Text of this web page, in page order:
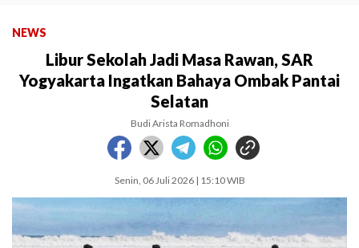
NEWS
Libur Sekolah Jadi Masa Rawan, SAR
Yogyakarta Ingatkan Bahaya Ombak Pantai
Selatan
Budi Arista Romadhoni
Senin, 06 Juli 2026 | 15:10 WIB